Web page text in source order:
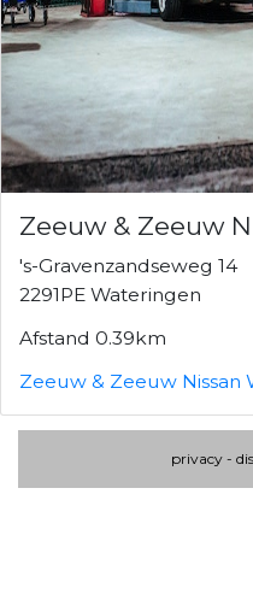
Zeeuw & Zeeuw
's-Gravenzandseweg 14
2291PE Wateringen
Afstand 0.39km
Zeeuw & Zeeuw Nissan
privacy -